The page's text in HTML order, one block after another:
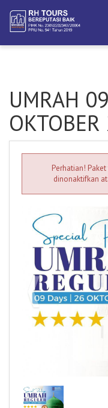
UMRAH
Perhatian!
dinonaktifkan